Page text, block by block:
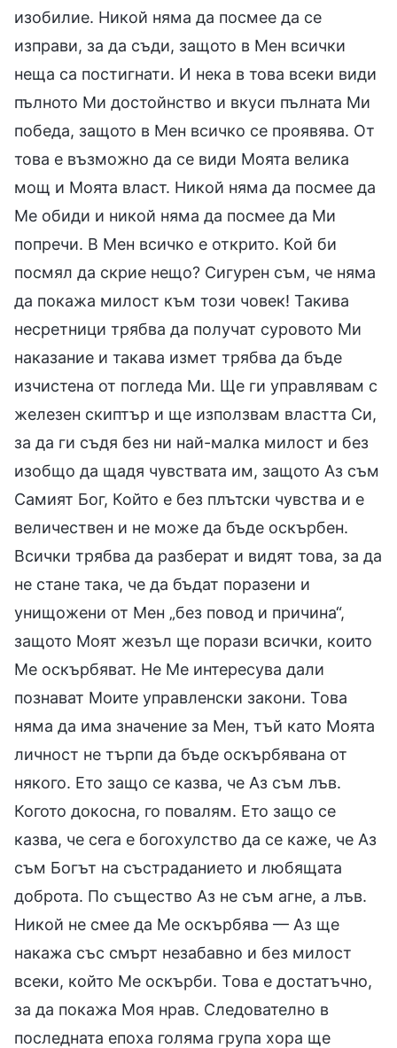
изобилие. Никой няма да посмее да се
изправи, за да съди, защото в Мен всички
неща са постигнати. И нека в това всеки види
пълното Ми достойнство и вкуси пълната Ми
победа, защото в Мен всичко се проявява. От
това е възможно да се види Моята велика
мощ и Моята власт. Никой няма да посмее да
Ме обиди и никой няма да посмее да Ми
попречи. В Мен всичко е открито. Кой би
посмял да скрие нещо? Сигурен съм, че няма
да покажа милост към този човек! Такива
несретници трябва да получат суровото Ми
наказание и такава измет трябва да бъде
изчистена от погледа Ми. Ще ги управлявам с
железен скиптър и ще използвам властта Си,
за да ги съдя без ни най-малка милост и без
изобщо да щадя чувствата им, защото Аз съм
Самият Бог, Който е без плътски чувства и е
величествен и не може да бъде оскърбен.
Всички трябва да разберат и видят това, за да
не стане така, че да бъдат поразени и
унищожени от Мен „без повод и причина“,
защото Моят жезъл ще порази всички, които
Ме оскърбяват. Не Ме интересува дали
познават Моите управленски закони. Това
няма да има значение за Мен, тъй като Моята
личност не търпи да бъде оскърбявана от
някого. Ето защо се казва, че Аз съм лъв.
Когото докосна, го повалям. Ето защо се
казва, че сега е богохулство да се каже, че Аз
съм Богът на състраданието и любящата
доброта. По същество Аз не съм агне, а лъв.
Никой не смее да Ме оскърбява — Аз ще
накажа със смърт незабавно и без милост
всеки, който Ме оскърби. Това е достатъчно,
за да покажа Моя нрав. Следователно в
последната епоха голяма група хора ще